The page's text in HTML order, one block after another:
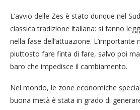
L’avvio delle Zes è stato dunque nel
classica tradizione italiana: si fanno
nella fase dell’attuazione.
piuttosto fare finta di fare, salvo poi
baro che impedisce il cambiamento.
Nel mondo, le zone economiche
buona metà è stata in grado di